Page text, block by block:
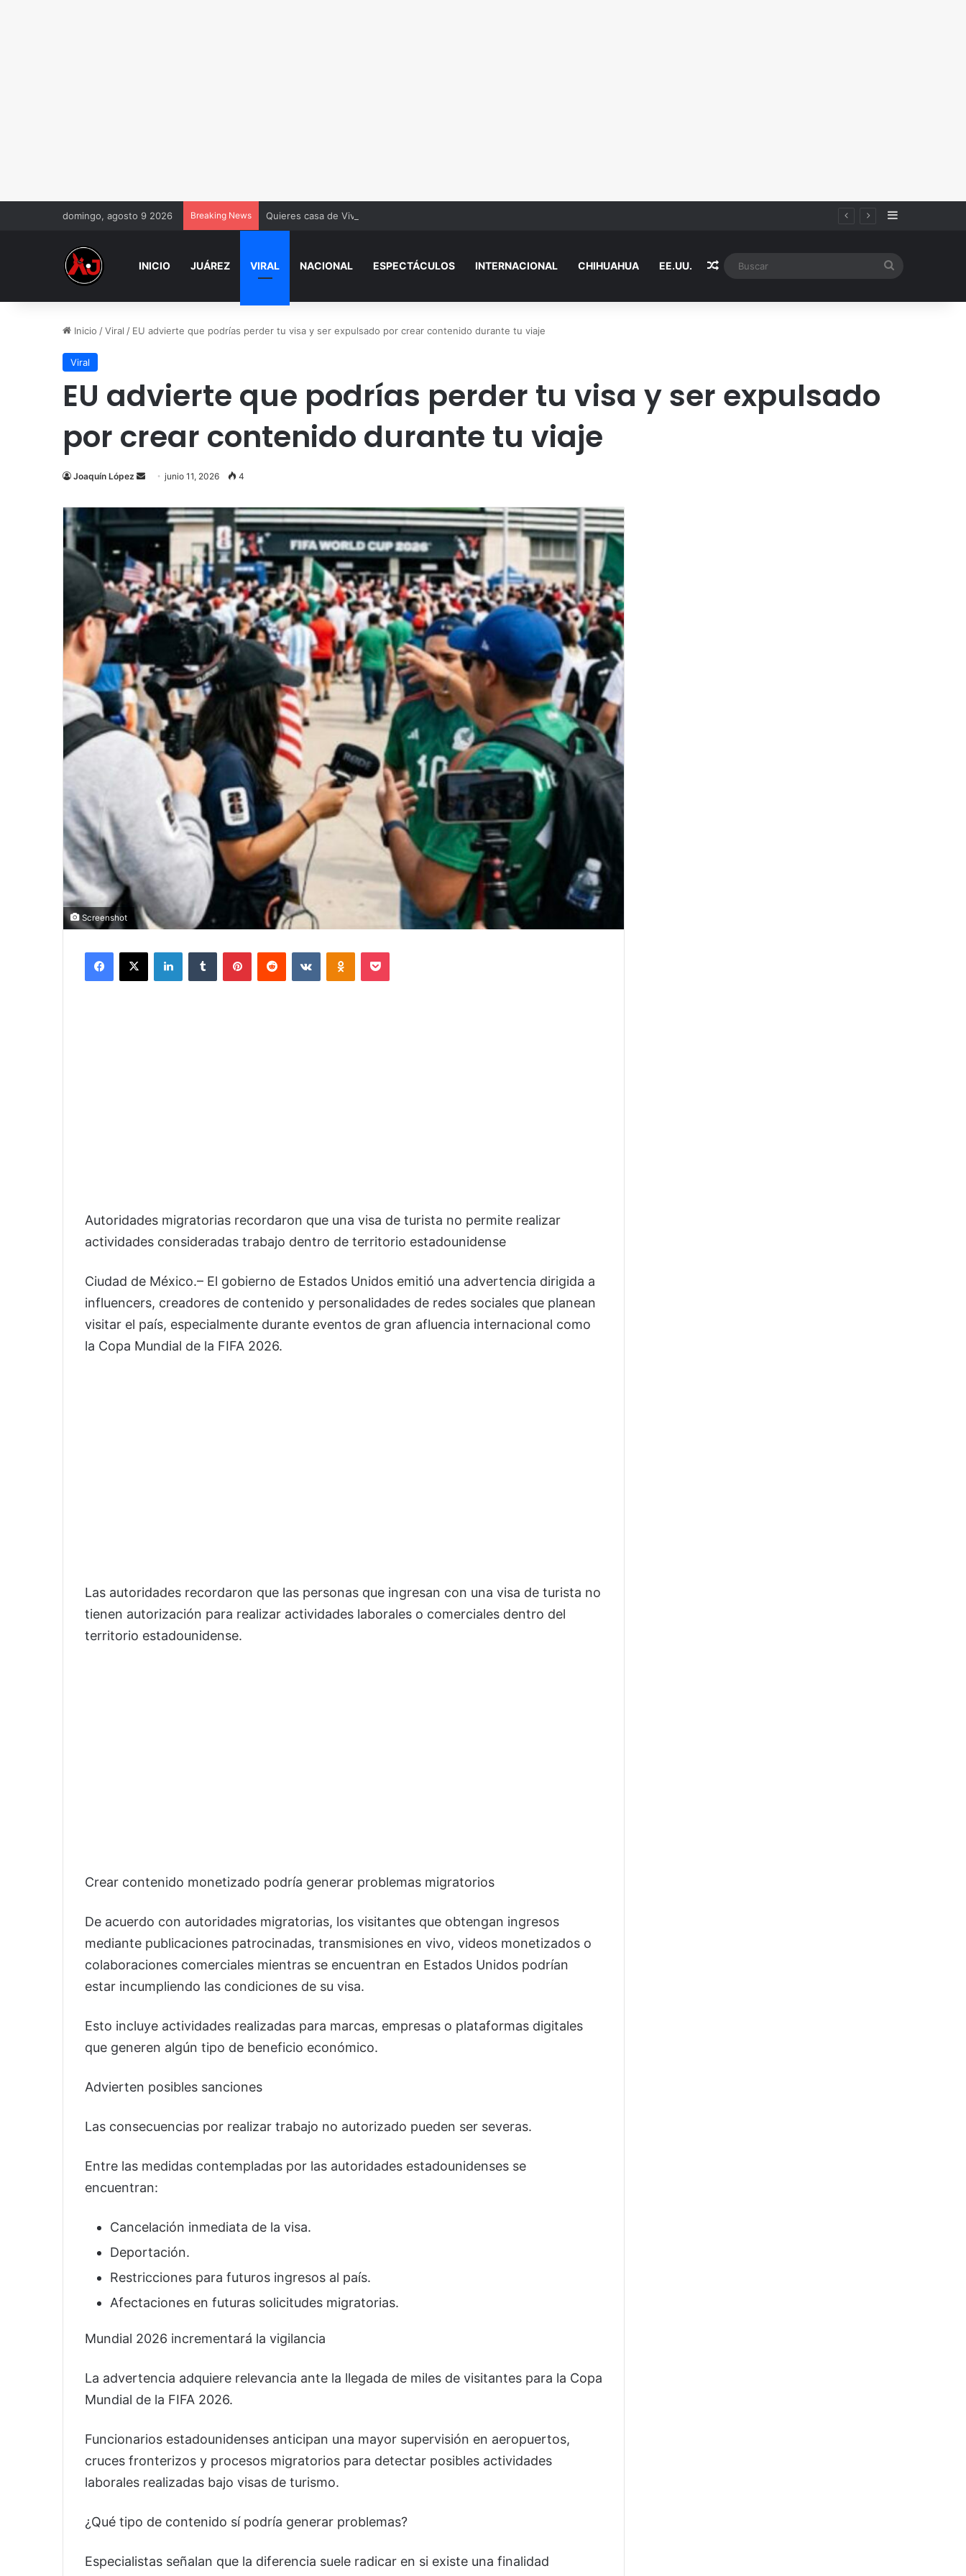
domingo, agosto 9 2026 Breaking News Quieres casa de Vivienda para el Bienestar 2026 Sidebar
INICIO JUÁREZ VIRAL NACIONAL ESPECTÁCULOS INTERNACIONAL CHIHUAHUA EE.UU. Random Article
Inicio /Viral / EU advierte que podrías perder tu visa y ser expulsado por crear contenido durante tu viaje
Viral
EU advierte que podrías perder tu visa y ser expulsado
por crear contenido durante tu viaje
Joaquín López
Send
email
junio 11, 2026 4
Screenshot
Facebook
X LinkedInTumblr PinterestReddit VKontakteOdnoklassniki
Pocket
Autoridades migratorias recordaron que una visa de turista no permite realizar
actividades consideradas trabajo dentro de territorio estadounidense
Ciudad de México.– El gobierno de Estados Unidos emitió una advertencia dirigida a
influencers, creadores de contenido y personalidades de redes sociales que planean
visitar el país, especialmente durante eventos de gran afluencia internacional como
la Copa Mundial de la FIFA 2026.
Las autoridades recordaron que las personas que ingresan con una visa de turista no
tienen autorización para realizar actividades laborales o comerciales dentro del
territorio estadounidense.
Crear contenido monetizado podría generar problemas migratorios
De acuerdo con autoridades migratorias, los visitantes que obtengan ingresos
mediante publicaciones patrocinadas, transmisiones en vivo, videos monetizados o
colaboraciones comerciales mientras se encuentran en Estados Unidos podrían
estar incumpliendo las condiciones de su visa.
Esto incluye actividades realizadas para marcas, empresas o plataformas digitales
que generen algún tipo de beneficio económico.
Advierten posibles sanciones
Las consecuencias por realizar trabajo no autorizado pueden ser severas.
Entre las medidas contempladas por las autoridades estadounidenses se
encuentran:
Cancelación inmediata de la visa.
Deportación.
Restricciones para futuros ingresos al país.
Afectaciones en futuras solicitudes migratorias.
Mundial 2026 incrementará la vigilancia
La advertencia adquiere relevancia ante la llegada de miles de visitantes para la Copa
Mundial de la FIFA 2026.
Funcionarios estadounidenses anticipan una mayor supervisión en aeropuertos,
cruces fronterizos y procesos migratorios para detectar posibles actividades
laborales realizadas bajo visas de turismo.
¿Qué tipo de contenido sí podría generar problemas?
Especialistas señalan que la diferencia suele radicar en si existe una finalidad